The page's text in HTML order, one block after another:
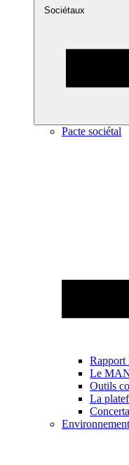
Sociétaux
Pacte sociétal
Rapport
Le
Outils
La